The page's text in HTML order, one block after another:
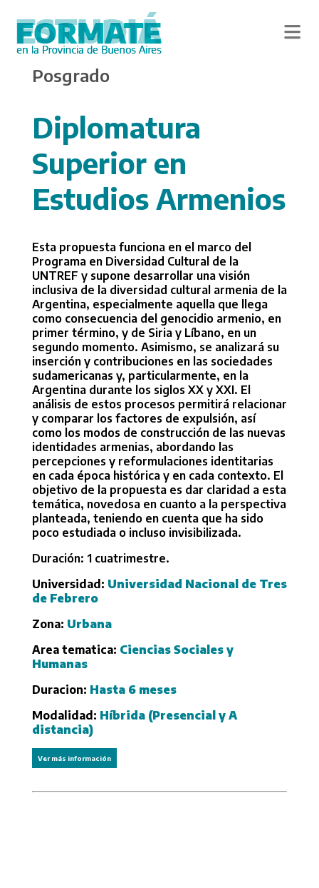
content
Posgrado
Diplomatura
Superior en
Estudios Armenios
Esta propuesta funciona en el marco del
Programa en Diversidad Cultural de la
UNTREF y supone desarrollar una visión
inclusiva de la diversidad cultural armenia de la
Argentina, especialmente aquella que llega
como consecuencia del genocidio armenio, en
primer término, y de Siria y Líbano, en un
segundo momento. Asimismo, se analizará su
inserción y contribuciones en las sociedades
sudamericanas y, particularmente, en la
Argentina durante los siglos XX y XXI. El
análisis de estos procesos permitirá relacionar
y comparar los factores de expulsión, así
como los modos de construcción de las nuevas
identidades armenias, abordando las
percepciones y reformulaciones identitarias
en cada época histórica y en cada contexto. El
objetivo de la propuesta es dar claridad a esta
temática, novedosa en cuanto a la perspectiva
planteada, teniendo en cuenta que ha sido
poco estudiada o incluso invisibilizada.
Duración: 1 cuatrimestre.
Universidad: Universidad Nacional de Tres
de Febrero
Zona: Urbana
Area tematica: Ciencias Sociales y
Humanas
Duracion: Hasta 6 meses
Modalidad: Híbrida (Presencial y A
distancia)
Ver más información